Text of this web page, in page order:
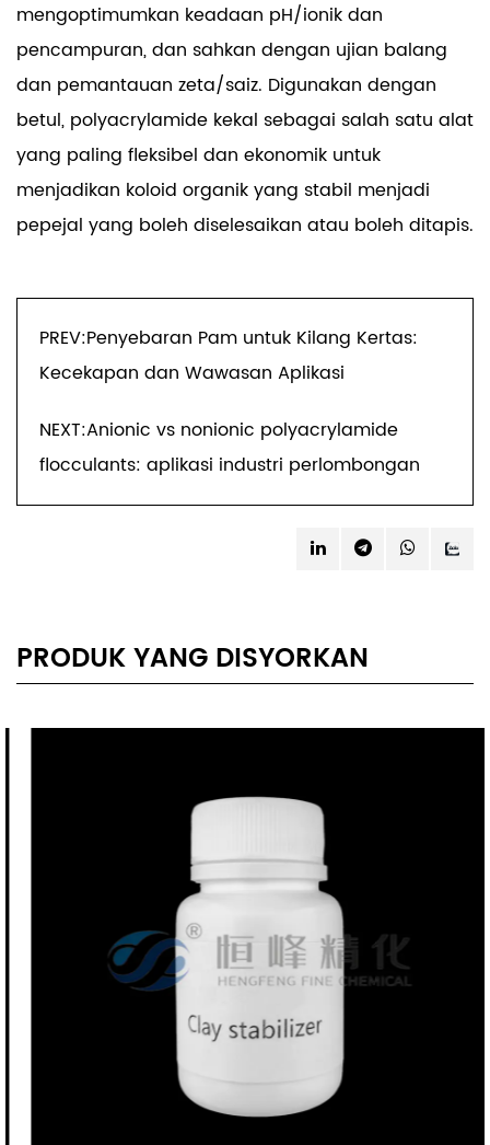
mengoptimumkan keadaan pH/ionik dan
pencampuran, dan sahkan dengan ujian balang
dan pemantauan zeta/saiz. Digunakan dengan
betul, polyacrylamide kekal sebagai salah satu alat
yang paling fleksibel dan ekonomik untuk
menjadikan koloid organik yang stabil menjadi
pepejal yang boleh diselesaikan atau boleh ditapis.
PREV:Penyebaran Pam untuk Kilang Kertas:
Kecekapan dan Wawasan Aplikasi
NEXT:Anionic vs nonionic polyacrylamide
flocculants: aplikasi industri perlombongan
PRODUK YANG DISYORKAN